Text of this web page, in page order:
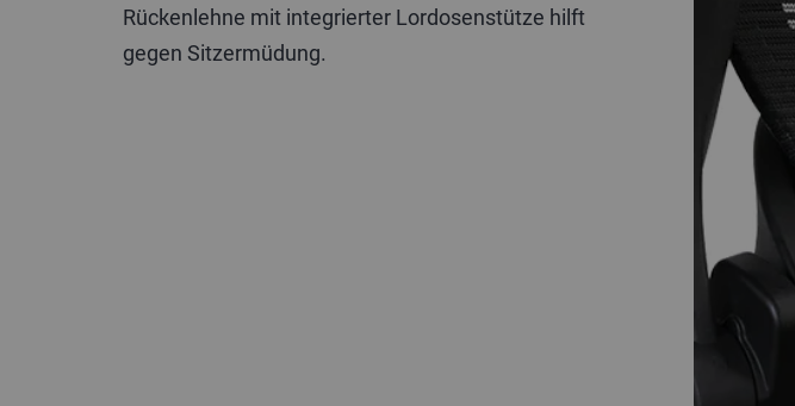
Rückenlehne mit integrierter Lordosenstütze hilft
gegen Sitzermüdung.